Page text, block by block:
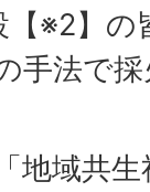
※2】
手法で
地域共